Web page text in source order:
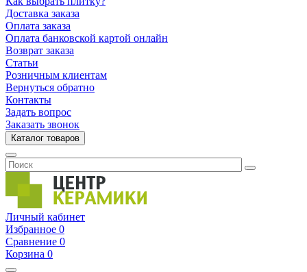
Доставка заказа
Оплата заказа
Оплата банковской картой онлайн
Возврат заказа
Статьи
Розничным клиентам
Вернуться обратно
Контакты
Задать вопрос
Заказать звонок
Каталог товаров
Личный кабинет
Избранное 0
Сравнение 0
Корзина 0